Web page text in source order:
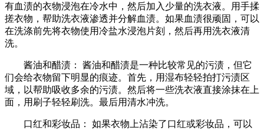
有血渍的衣物浸泡在冷水中，然后加入少量的洗衣液。用手揉
搓衣物，帮助洗衣液渗透并分解血渍。如果血渍很顽固，可以
在洗涤前先将衣物使用冷盐水浸泡片刻，然后再用洗衣液清
洗。
酱油和醋渍： 酱油和醋渍是一种比较常见的污渍，但它
们会给衣物留下明显的痕迹。首先，用湿布轻轻拍打污渍区
域，以帮助吸收多余的污渍。然后将一些洗衣液直接涂抹在上
面，用刷子轻轻刷洗。最后用清水冲洗。
口红和彩妆品： 如果衣物上沾染了口红或彩妆品，可以